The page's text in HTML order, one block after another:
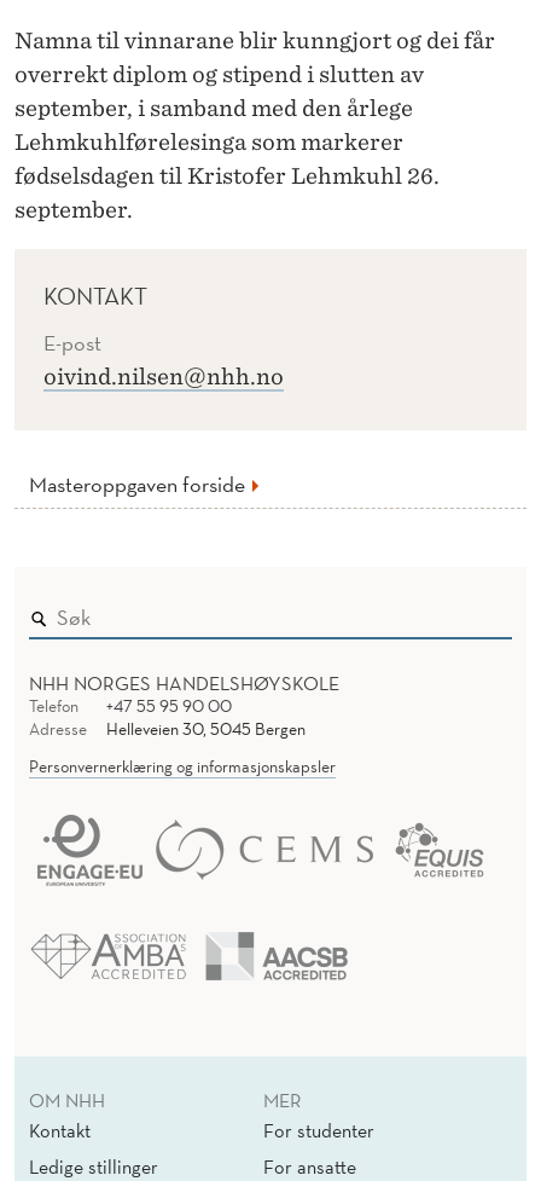
Namna til vinnarane blir kunngjort og dei får
overrekt diplom og stipend i slutten av
september, i samband med den årlege
Lehmkuhlførelesinga som markerer
fødselsdagen til Kristofer Lehmkuhl 26.
september.
KONTAKT
E-post
oivind.nilsen@nhh.no
Masteroppgaven forside
NHH NORGES HANDELSHØYSKOLE
Telefon
+47 55 95 90 00
Adresse
Helleveien 30, 5045 Bergen
Personvernerklæring og informasjonskapsler
OM NHH
Kontakt
Ledige stillinger
MER
For studenter
For ansatte